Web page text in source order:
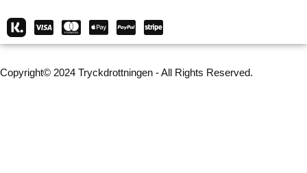
Copyright© 2024 Tryckdrottningen - All Rights Reserved.